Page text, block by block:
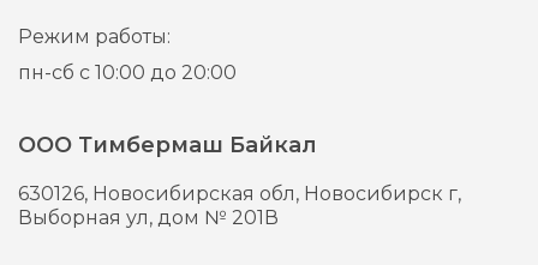
Режим работы:
пн-сб с 10:00 до 20:00
ООО Тимбермаш Байкал
630126, Новосибирская обл, Новосибирск г,
Выборная ул, дом № 201В